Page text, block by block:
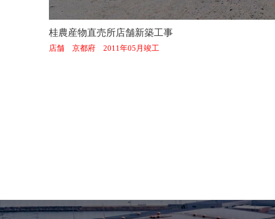
桂農産物直売所店舗新築工事
店舗 京都府 2011年05月竣工